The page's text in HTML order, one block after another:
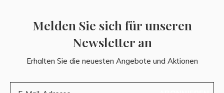
Melden Sie sich für unseren
Newsletter an
Erhalten Sie die neuesten Angebote und Aktionen